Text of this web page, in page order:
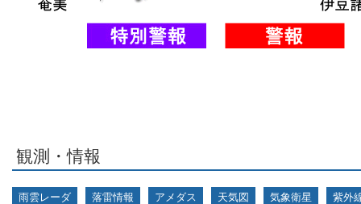
観測・情報
雨雲レーダ 落雷情報 アメダス 天気図 気象衛星 紫外